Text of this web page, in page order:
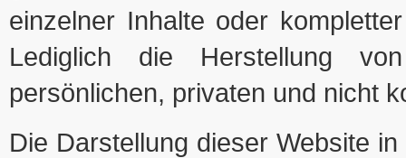
einzelner Inhalte oder
Lediglich die Herstellung
persönlichen, privaten und nicht
Die Darstellung dieser Website